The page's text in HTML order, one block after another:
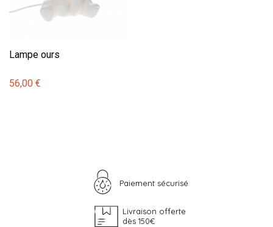
Lampe ours
56,00 €
Paiement sécurisé
Livraison offerte
dès 150€